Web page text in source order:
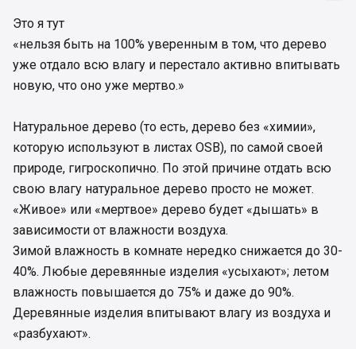
Это я тут
«нельзя быть на 100% уверенным в том, что дерево
уже отдало всю влагу и перестало активно впитывать
новую, что оно уже мертво.»
Натуральное дерево (то есть, дерево без «химии»,
которую используют в листах OSB), по самой своей
природе, гигроскопично. По этой причине отдать всю
свою влагу натуральное дерево просто не может.
«Живое» или «мертвое» дерево будет «дышать» в
зависимости от влажности воздуха.
Зимой влажность в комнате нередко снижается до 30-
40%. Любые деревянные изделия «усыхают»; летом
влажность повышается до 75% и даже до 90%.
Деревянные изделия впитывают влагу из воздуха и
«разбухают».